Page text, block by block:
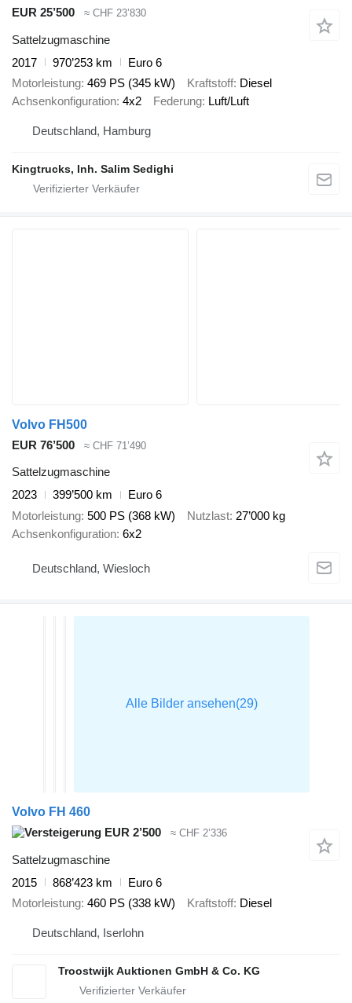
EUR 25’500
≈ CHF 23’830
Sattelzugmaschine
2017
970’253 km
Euro 6
Motorleistung 469 PS (345 kW) Kraftstoff Diesel
Achsenkonfiguration 4x2 Federung Luft/Luft
Deutschland, Hamburg
Kingtrucks, Inh. Salim Sedighi
Volvo FH500
EUR 76’500
≈ CHF 71’490
Sattelzugmaschine
2023
399’500 km
Euro 6
Motorleistung 500 PS (368 kW) Nutzlast 27’000 kg
Achsenkonfiguration 6x2
Deutschland, Wiesloch
Volvo FH 460
EUR 2’500
≈ CHF 2’336
Sattelzugmaschine
2015
868’423 km
Euro 6
Motorleistung 460 PS (338 kW) Kraftstoff Diesel
Deutschland, Iserlohn
Troostwijk Auktionen GmbH & Co. KG